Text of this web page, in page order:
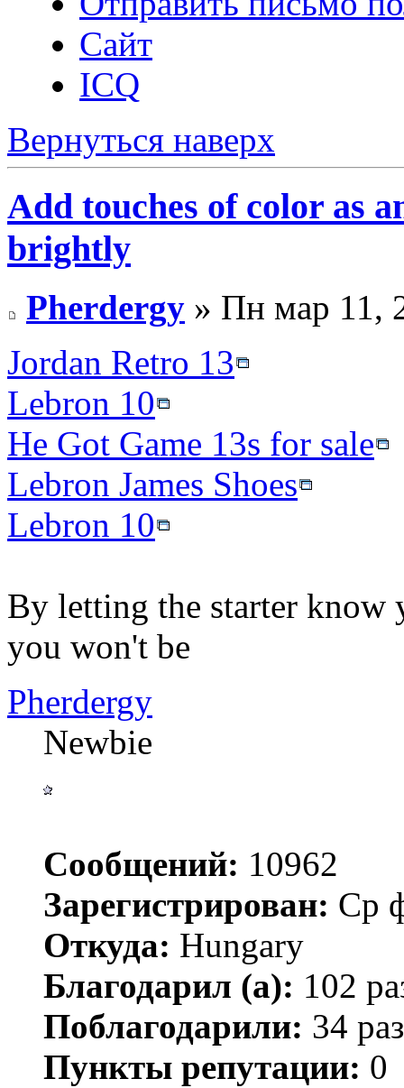
Сайт
ICQ
Вернуться наверх
Add touches of color as
brightly
Pherdergy » Пн мар 11,
Jordan Retro 13
Lebron 10
He Got Game 13s for sale
Lebron James Shoes
Lebron 10
By letting the starter know
you won't be
Pherdergy
Newbie
Сообщений: 10962
Зарегистрирован: Ср
Откуда: Hungary
Благодарил (а): 102
Поблагодарили: 34
Пункты репутации: 0